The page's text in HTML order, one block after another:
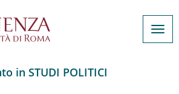
in STUDI POLITICI